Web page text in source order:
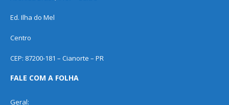
Ed. Ilha do Mel
Centro
CEP: 87200-181 – Cianorte – PR
FALE COM A FOLHA
Geral: